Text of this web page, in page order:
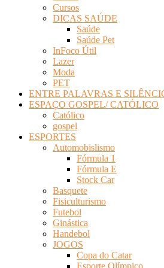
Cursos
DICAS SAÚDE
Saúde
Saúde Pet
InFoco Útil
Lazer
Moda
PET
ENTRE PALAVRAS E
ESPAÇO GOSPEL/ CATÓLICO
Católico
gospel
ESPORTES
Automobislismo
Fórmula 1
Fórmula E
Stock Car
Basquete
Fisiculturismo
Futebol
Ginástica
Handebol
JOGOS
Copa do Catar
Esporte Olímpico